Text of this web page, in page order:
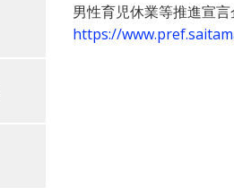
男性育児休業等推進宣
https://